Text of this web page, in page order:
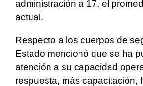
administración a 17, el
actual.
Respecto a los cuerpos de
Estado mencionó que se ha
atención a su capacidad
respuesta, más capacitación,